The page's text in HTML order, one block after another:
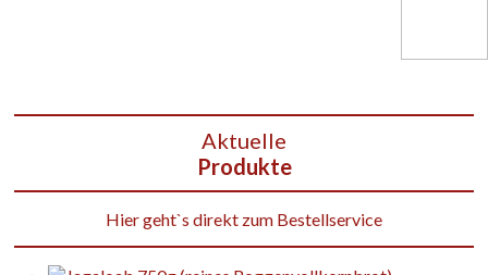
Aktuelle
Produkte
Hier geht`s direkt zum Bestellservice